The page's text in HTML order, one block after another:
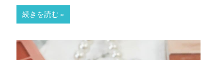
続きを読む